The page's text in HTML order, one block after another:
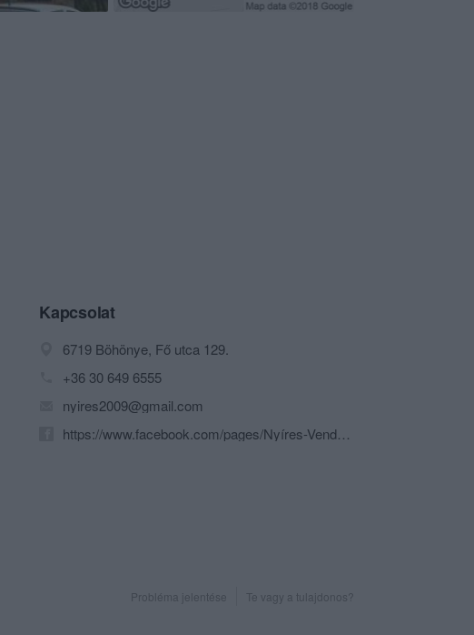
Kapcsolat
6719 Böhönye, Fő utca 129.
+36 30 649 6555
nyires2009@gmail.com
https://www.facebook.com/pages/Nyíres-Vendéglő-Böhönye/143963672463647?id=143963672463647&sk
Probléma jelentése Te vagy a tulajdonos?